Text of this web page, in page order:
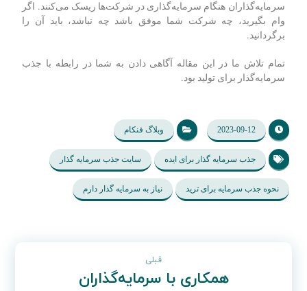
سرمایه‌گذاران هنگام سرمایه‌گذاری در شرکت‌ها ریسک می‌کنند. اگر
وام بگیرید، چه شرکت شما موفق باشد چه نباشد، باید آن را
برگردانید.
تمام تلاش ما در این مقاله آگاهی دادن به شما در رابطه با جذب
سرمایه‌گذار برای تولید بود.
2023-09-12 وبلاگ فنکام
جذب سرمایه گذار برای ایده سایت جذب سرمایه گذار
نحوه جذب سرمایه برای ترید نیاز به سرمایه گذار دارم
قبلی
همکاری با سرمایه‌گذاران